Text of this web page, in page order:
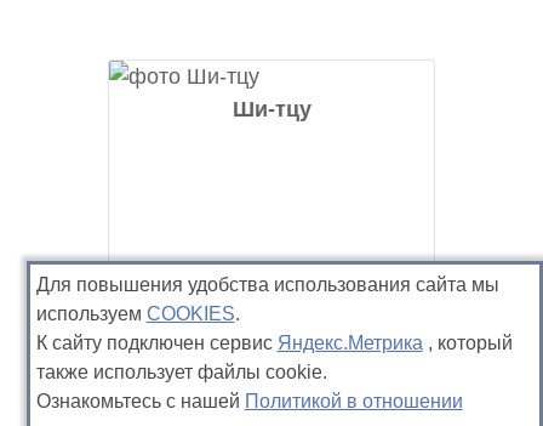
Ши-тцу
Для повышения удобства использования сайта мы
используемCOOKIES.
К сайту подключен сервис Яндекс.Метрика , который
также использует файлы cookie.
Ознакомьтесь с нашей Политикой в отношении